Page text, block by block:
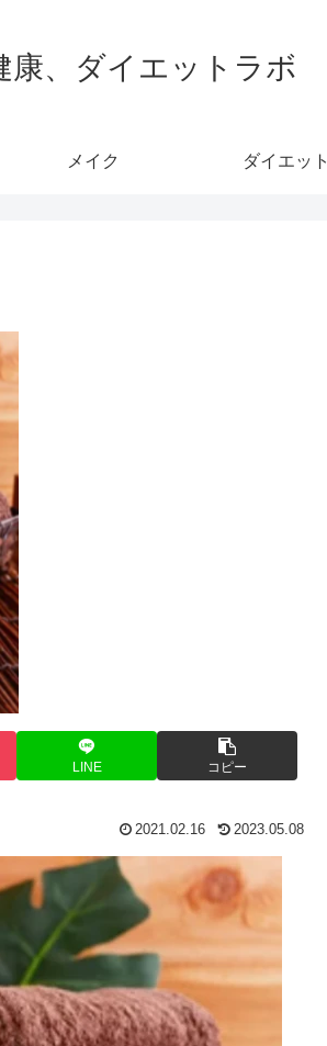
康、ダイエットラボ
メイク ダイエット
LINE コピー
2021.02.16 2023.05.08